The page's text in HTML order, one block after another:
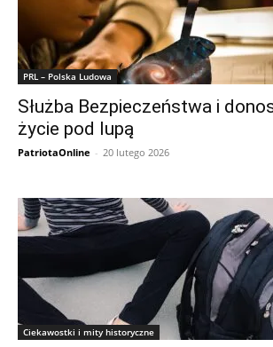
PRL – Polska Ludowa
Służba Bezpieczeństwa i
życie pod lupą
PatriotaOnline - 20 lutego 2026
Ciekawostki i mity historyczne